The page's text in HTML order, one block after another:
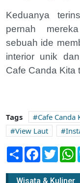
Keduanya
pernah
sebuah ide
interior unik
Cafe Canda Kita
Tags Cafe Canda
View Laut
Share Facebook
Wisata & Kuliner
Tiga